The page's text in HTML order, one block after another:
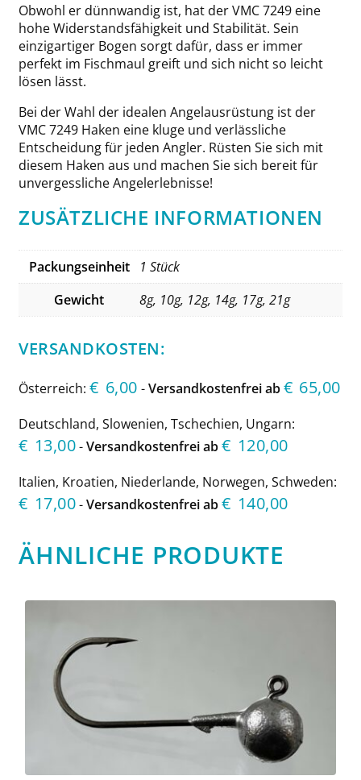
Obwohl er dünnwandig ist, hat der VMC 7249 eine
hohe Widerstandsfähigkeit und Stabilität. Sein
einzigartiger Bogen sorgt dafür, dass er immer
perfekt im Fischmaul greift und sich nicht so leicht
lösen lässt.
Bei der Wahl der idealen Angelausrüstung ist der
VMC 7249 Haken eine kluge und verlässliche
Entscheidung für jeden Angler. Rüsten Sie sich mit
diesem Haken aus und machen Sie sich bereit für
unvergessliche Angelerlebnisse!
ZUSÄTZLICHE INFORMATIONEN
Packungseinheit
1 Stück
Gewicht
8g, 10g, 12g, 14g, 17g, 21g
VERSANDKOSTEN:
Österreich: € 6,00 -Versandkostenfrei ab € 65,00
Deutschland, Slowenien, Tschechien, Ungarn:
€ 13,00-Versandkostenfrei ab€ 120,00
Italien, Kroatien, Niederlande, Norwegen, Schweden:
€ 17,00-Versandkostenfrei ab€ 140,00
ÄHNLICHE PRODUKTE
Dieses
mehrere
Varianten
Optionen